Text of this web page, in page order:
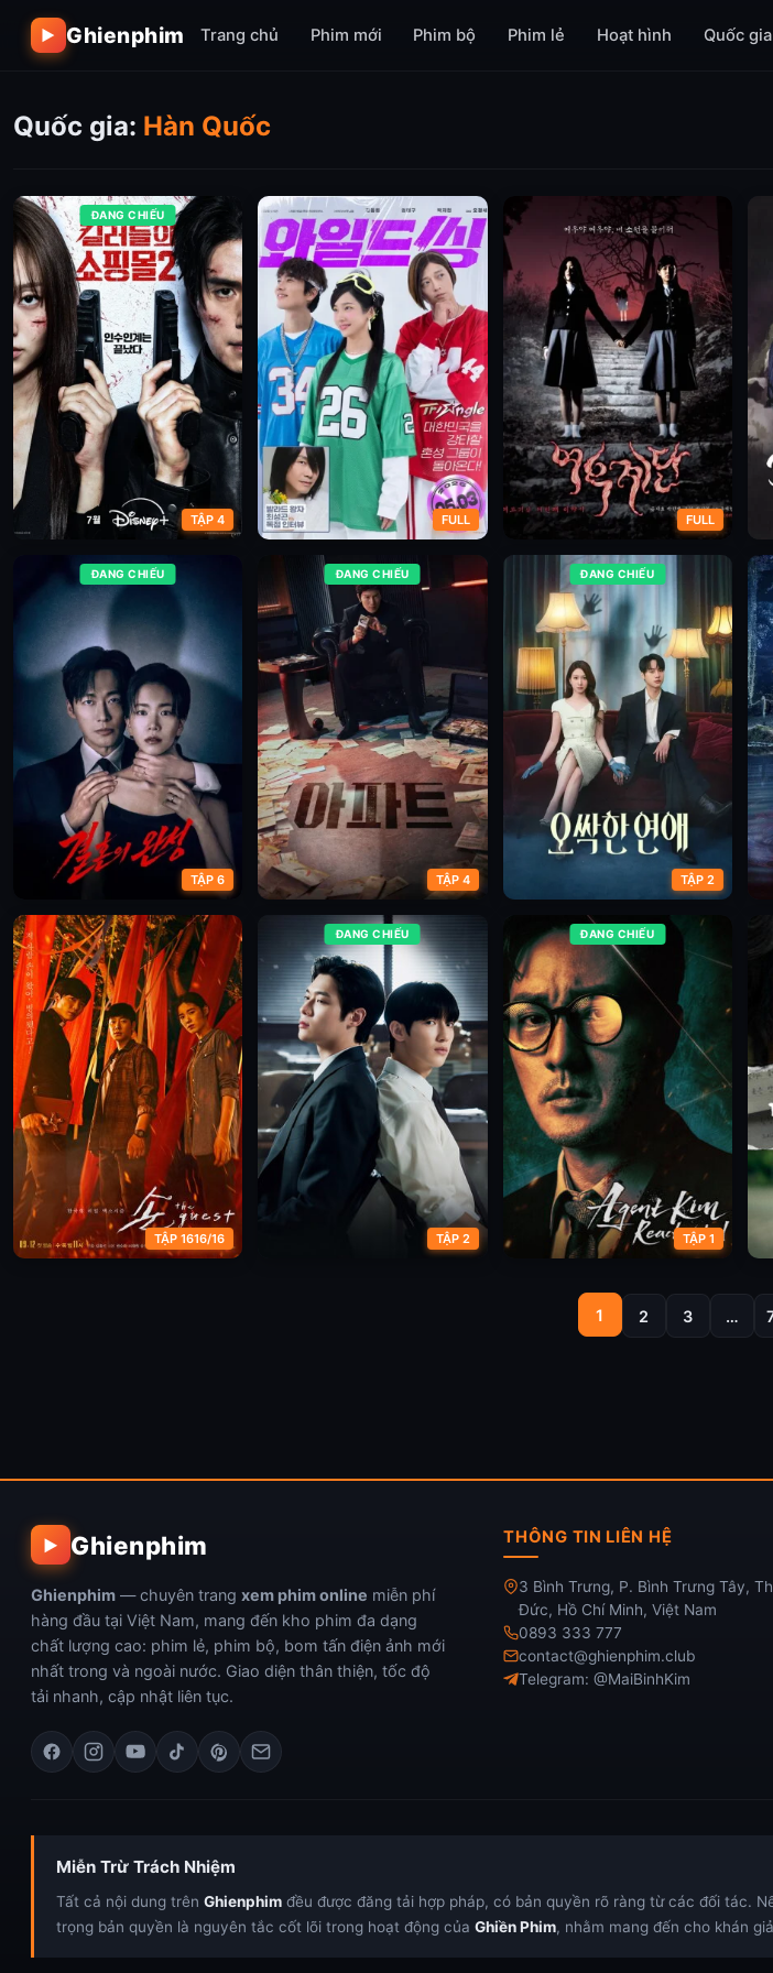
▶ Ghienphim Trang chủ Phim mới Phim bộ Phim lẻ Hoạt hình Quốc gia
Quốc gia: Hàn Quốc
ĐANG CHIẾU
TẬP 4
Cửa Hàng Sát Thủ (Phần 2)
FULL
Giai Điệu Hoang Dại
FULL
Cầu Thang Nguyện Ước
ĐANG CHIẾU
TẬP 6
Sau Hôn Nhân
ĐANG CHIẾU
TẬP 4
Phi Vụ Chung Cư
ĐANG CHIẾU
TẬP 2
Chuyện Tình Ma Quái
TẬP 1616/16
ĐANG CHIẾU
TẬP 2
ĐANG CHIẾU
TẬP 1
Đặc Vụ Kim Tái Khởi Động
1 2 3 …
▶ Ghienphim
Ghienphim — chuyên trang xem phim online miễn phí
hàng đầu tại Việt Nam, mang đến kho phim đa dạng
chất lượng cao: phim lẻ, phim bộ, bom tấn điện ảnh mới
nhất trong và ngoài nước. Giao diện thân thiện, tốc độ
tải nhanh, cập nhật liên tục.
THÔNG TIN LIÊN HỆ
3 Bình Trưng, P. Bình Trưng Tây,
Đức, Hồ Chí Minh, Việt Nam
0893 333 777
contact@ghienphim.club
Telegram: @MaiBinhKim
Miễn Trừ Trách Nhiệm
Tất cả nội dung trên Ghienphim đều được đăng tải hợp pháp, có bản quyền rõ ràng từ các đối tác.
trọng bản quyền là nguyên tắc cốt lõi trong hoạt động của Ghiền Phim, nhằm mang đến cho khán